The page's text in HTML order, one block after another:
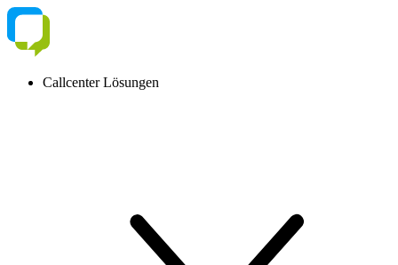
Callcenter Lösungen